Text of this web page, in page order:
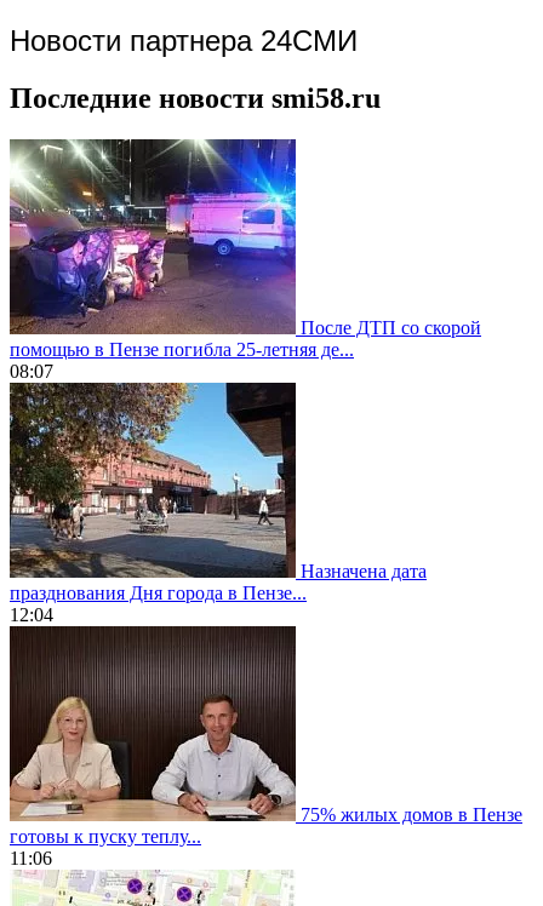
Новости партнера 24СМИ
Последние новости smi58.ru
После ДТП со скорой
помощью в Пензе погибла 25-летняя де...
08:07
Назначена дата
празднования Дня города в Пензе...
12:04
75% жилых домов в Пензе
готовы к пуску теплу...
11:06